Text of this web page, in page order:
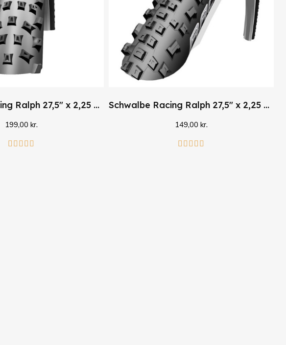
Schwalbe Racing Ralph 27,5" x 2,25 SnakeSkin TLE
199,00 kr.
    
Schwalbe Racing Ralph 27,5" x 2,25 Perf.
149,00 kr.
    